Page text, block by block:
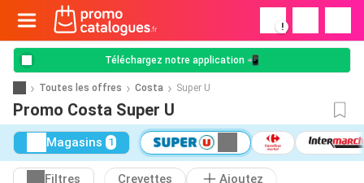
!
Téléchargez notre application 📲
Toutes les offres Costa Super U
Promo Costa Super U
Magasins 1
Filtres Crevettes
Ajoutez